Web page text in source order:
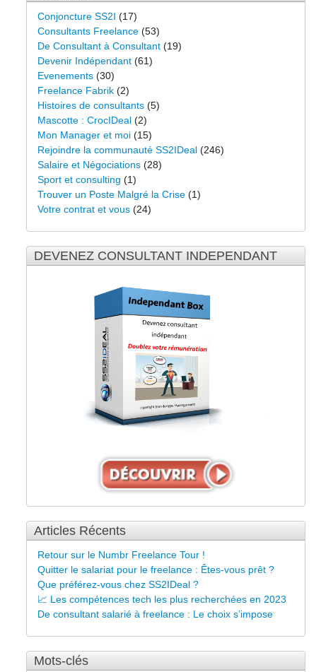
Conjoncture SS2I (17)
Consultants Freelance (53)
De Consultant à Consultant (19)
Devenir Indépendant (61)
Evenements (30)
Freelance Fabrik (2)
Histoires de consultants (5)
Mascotte : CrocIDeal (2)
Mon Manager et moi (15)
Rejoindre la communauté SS2IDeal (246)
Salaire et Négociations (28)
Sport et consulting (1)
Trouver un Poste Malgré la Crise (1)
Votre contrat et vous (24)
DEVENEZ CONSULTANT INDEPENDANT
Articles Récents
Retour sur le Numbr Freelance Tour !
Quitter le salariat pour le freelance : Êtes-vous prêt ?
Que préférez-vous chez SS2IDeal ?
📈 Les compétences tech les plus recherchées en 2023
De consultant salarié à freelance : Le choix s’impose
Mots-clés